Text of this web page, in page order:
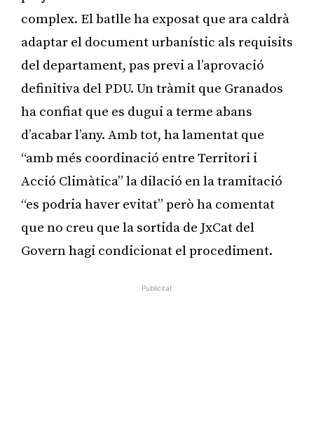
complex. El batlle ha exposat que ara caldrà
adaptar el document urbanístic als requisits
del departament, pas previ a l’aprovació
definitiva del PDU. Un tràmit que Granados
ha confiat que es dugui a terme abans
d’acabar l’any. Amb tot, ha lamentat que
“amb més coordinació entre Territori i
Acció Climàtica” la dilació en la tramitació
“es podria haver evitat” però ha comentat
que no creu que la sortida de JxCat del
Govern hagi condicionat el procediment.
Publicitat